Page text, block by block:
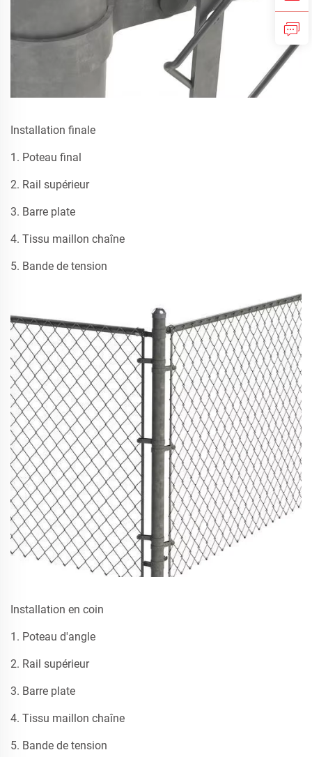
Installation finale
1. Poteau final
2. Rail supérieur
3. Barre plate
4. Tissu maillon chaîne
5. Bande de tension
Installation en coin
1. Poteau d'angle
2. Rail supérieur
3. Barre plate
4. Tissu maillon chaîne
5. Bande de tension